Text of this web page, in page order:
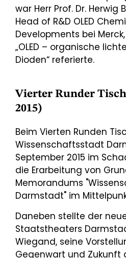
war Herr Prof. Dr. Herwig
Head of R&D OLED
Developments bei
„OLED – organische
Dioden“ referierte.
Vierter Runder
2015)
Beim Vierten Runden
Wissenschaftsstadt
September 2015 im
die Erarbeitung von
Memorandums
Darmstadt" im
Daneben stellte der
Staatstheaters
Wiegand, seine
Gegenwart und Zukunft